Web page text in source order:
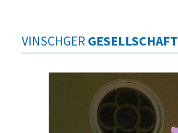
VINSCHGER GESELLSCHAFT